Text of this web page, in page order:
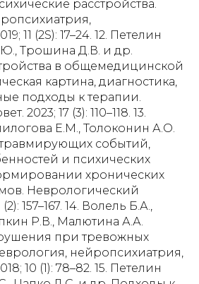
расстройства.
11 (2S): 17–24. 12. Петелин
Трошина Д.В. и др.
в общемедицинской
картина, диагностика,
подходы к терапии.
2023; 17 (3): 110–118. 13.
Е.М., Толоконин А.О.
событий,
и психических
хронических
Неврологический
157–167. 14. Волель Б.А.,
Р.В., Малютина А.А.
при тревожных
нейропсихиатрия,
10 (1): 78–82. 15. Петелин